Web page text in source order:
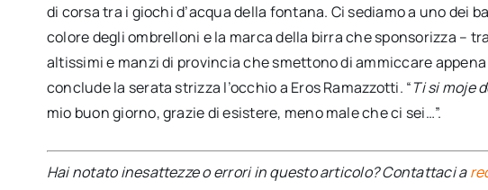
di corsa tra i giochi d’acqua della fontana. Ci sediamo a uno dei
colore degli ombrelloni e la marca della birra che sponsorizza –
altissimi e manzi di provincia che smettono di ammiccare
conclude la serata strizza l’occhio a Eros Ramazzotti. “Ti si moje
mio buon giorno, grazie di esistere, meno male che ci sei…”.
Hai notato inesattezze o errori in questo articolo? Contattaci a